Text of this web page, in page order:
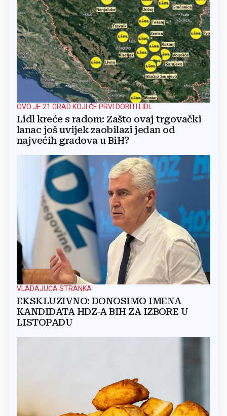
OVO JE 21 GRAD KOJI ĆE PRVI DOBITI LIDL
Lidl kreće s radom: Zašto ovaj trgovački
lanac još uvijek zaobilazi jedan od
najvećih gradova u BiH?
VLADAJUĆA STRANKA
EKSKLUZIVNO: DONOSIMO IMENA
KANDIDATA HDZ-A BIH ZA IZBORE U
LISTOPADU